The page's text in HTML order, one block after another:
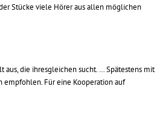
Stücke viele Hörer aus allen möglichen
die ihresgleichen sucht. … Spätestens mit
empfohlen. Für eine Kooperation auf